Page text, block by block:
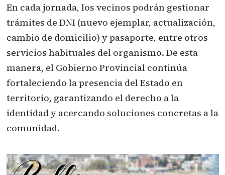
En cada jornada, los vecinos podrán gestionar
trámites de DNI (nuevo ejemplar, actualización,
cambio de domicilio) y pasaporte, entre otros
servicios habituales del organismo. De esta
manera, el Gobierno Provincial continúa
fortaleciendo la presencia del Estado en
territorio, garantizando el derecho a la
identidad y acercando soluciones concretas a la
comunidad.